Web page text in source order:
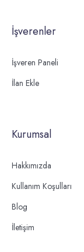
İşverenler
İşveren Paneli
İlan Ekle
Kurumsal
Hakkımızda
Kullanım Koşulları
Blog
İletişim